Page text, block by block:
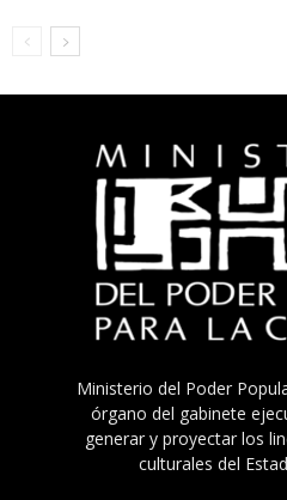
Ministerio del Poder
órgano del gabinete
generar y proyectar los
culturales del